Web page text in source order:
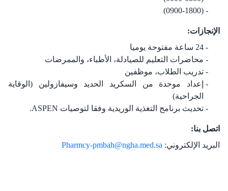
(0900-1800)
الإنجازات:
24 ساعة مفتوحة يوميا
محاضرات التعليم للصيادلة، الأطباء، والممرضات
تدريب الطلاب، موظفين
إعداد موحدة من السكريد الحديد وسيفازولين (الوقاية
الجراحية)
تحديث برنامج التغذية الوريدية وفقا لتوصيات ASPEN.
اتصل بنا:
البريد الإلكتروني: Pharmcy-pmbah@ngha.med.sa